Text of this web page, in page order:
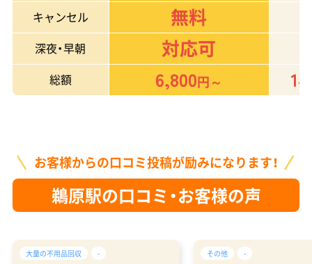
キャンセル 無料
深夜・早朝 対応可
総額
6,800円～
お客様からの口コミ投稿が励みになります！
鵜原駅の口コミ・お客様の声
大量の不用品回収 - その他 -